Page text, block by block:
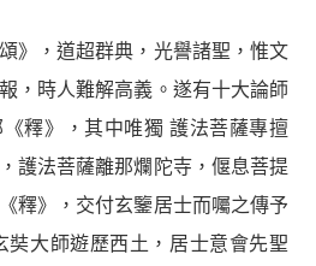
》，道超群典，光譽諸聖，惟文
，時人難解高義。遂有十大論師
釋》，其中唯獨 護法菩薩專擅
護法菩薩離那爛陀寺，偃息菩提
釋》，交付玄鑒居士而囑之傳予
奘大師遊歷西土，居士意會先聖